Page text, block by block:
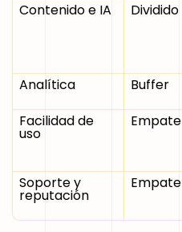
Contenido e IA
Dividido
Analítica
Buffer
Facilidad de
uso
Empate
Soporte y
reputación
Empate